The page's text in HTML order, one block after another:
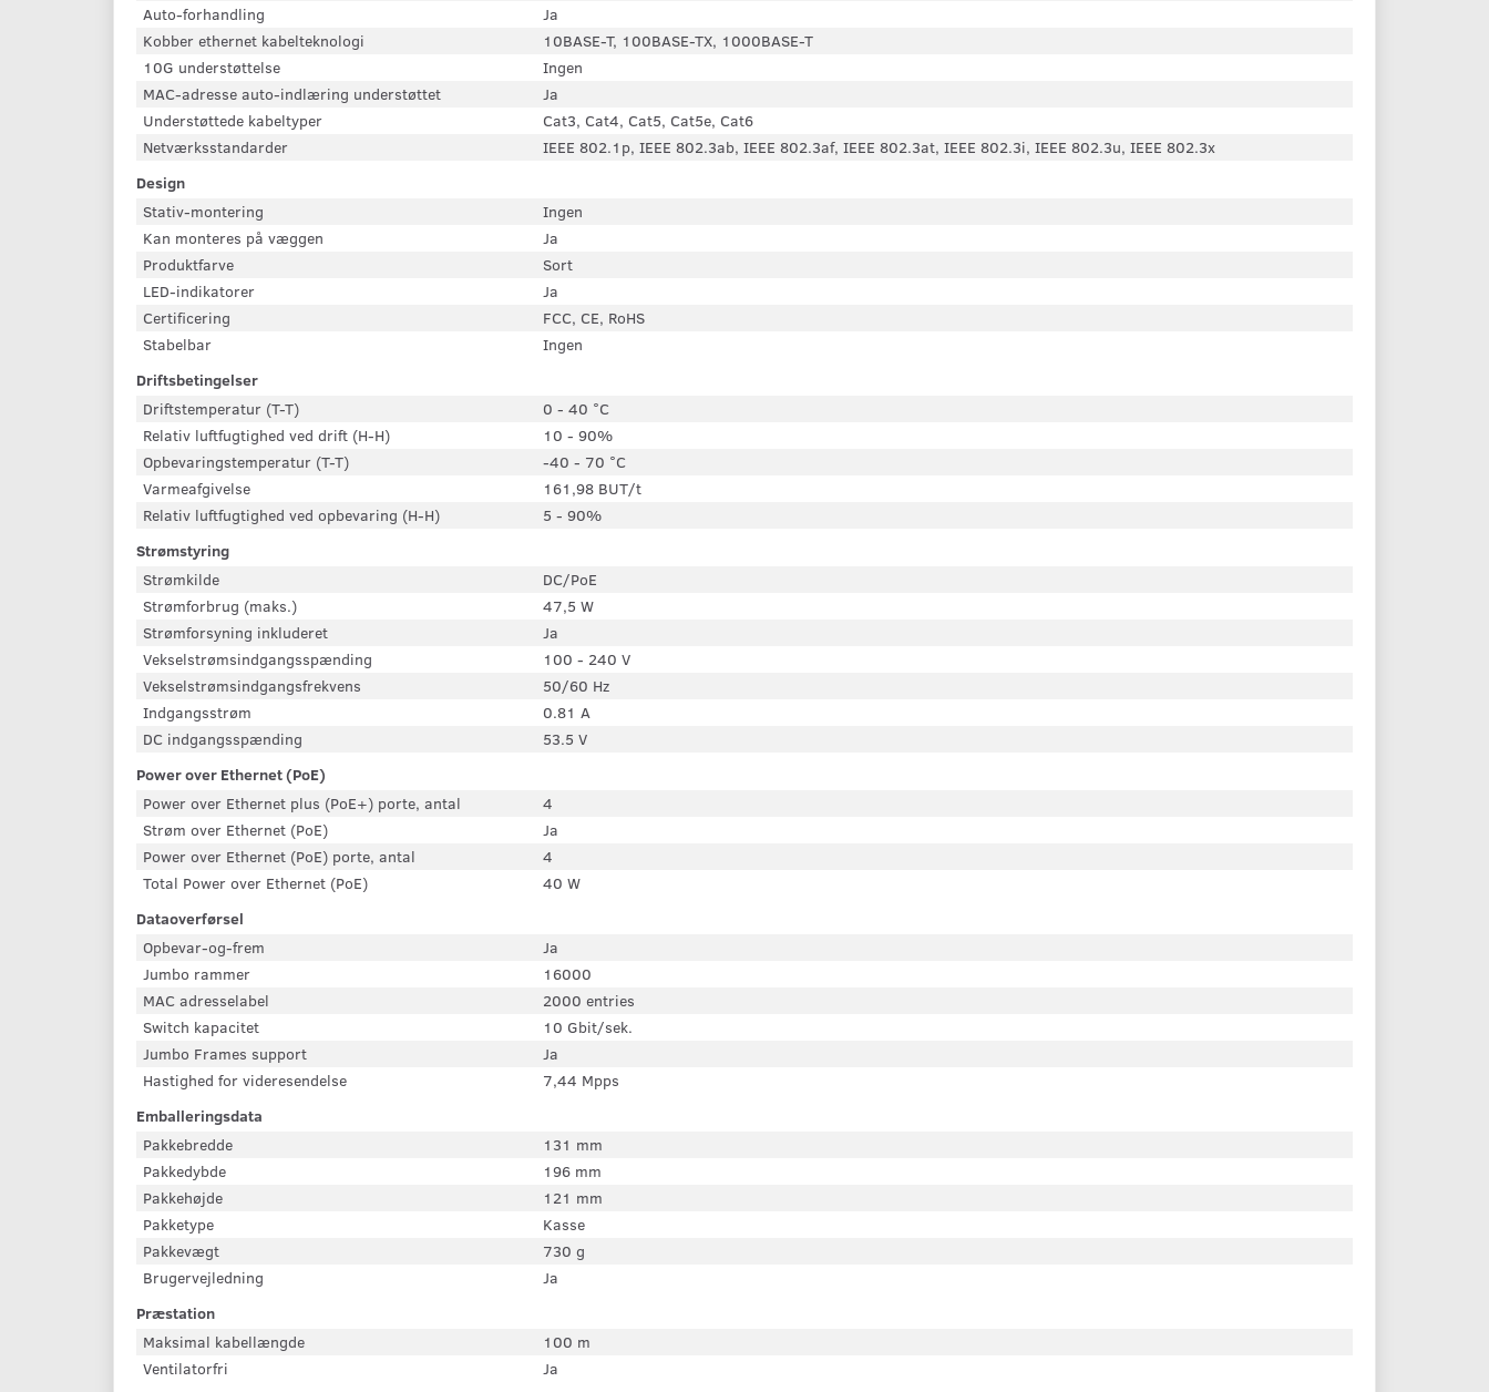
Auto-forhandling
Ja
Kobber ethernet kabelteknologi
10BASE-T, 100BASE-TX, 1000BASE-T
10G understøttelse
Ingen
MAC-adresse auto-indlæring understøttet
Ja
Understøttede kabeltyper
Cat3, Cat4, Cat5, Cat5e, Cat6
Netværksstandarder
IEEE 802.1p, IEEE 802.3ab, IEEE 802.3af, IEEE 802.3at, IEEE 802.3i, IEEE 802.3u, IEEE 802.3x
Design
Stativ-montering
Ingen
Kan monteres på væggen
Ja
Produktfarve
Sort
LED-indikatorer
Ja
Certificering
FCC, CE, RoHS
Stabelbar
Ingen
Driftsbetingelser
Driftstemperatur (T-T)
0 - 40 °C
Relativ luftfugtighed ved drift (H-H)
10 - 90%
Opbevaringstemperatur (T-T)
-40 - 70 °C
Varmeafgivelse
161,98 BUT/t
Relativ luftfugtighed ved opbevaring (H-H)
5 - 90%
Strømstyring
Strømkilde
DC/PoE
Strømforbrug (maks.)
47,5 W
Strømforsyning inkluderet
Ja
Vekselstrømsindgangsspænding
100 - 240 V
Vekselstrømsindgangsfrekvens
50/60 Hz
Indgangsstrøm
0.81 A
DC indgangsspænding
53.5 V
Power over Ethernet (PoE)
Power over Ethernet plus (PoE+) porte, antal
4
Strøm over Ethernet (PoE)
Ja
Power over Ethernet (PoE) porte, antal
4
Total Power over Ethernet (PoE)
40 W
Dataoverførsel
Opbevar-og-frem
Ja
Jumbo rammer
16000
MAC adresselabel
2000 entries
Switch kapacitet
10 Gbit/sek.
Jumbo Frames support
Ja
Hastighed for videresendelse
7,44 Mpps
Emballeringsdata
Pakkebredde
131 mm
Pakkedybde
196 mm
Pakkehøjde
121 mm
Pakketype
Kasse
Pakkevægt
730 g
Brugervejledning
Ja
Præstation
Maksimal kabellængde
100 m
Ventilatorfri
Ja